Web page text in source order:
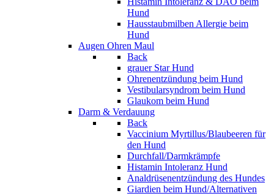
Hund
Hausstaubmilben Allergie beim
Hund
Augen Ohren Maul
Back
grauer Star Hund
Ohrenentzündung beim Hund
Vestibularsyndrom beim Hund
Glaukom beim Hund
Darm & Verdauung
Back
Vaccinium Myrtillus/Blaubeeren für
den Hund
Durchfall/Darmkrämpfe
Histamin Intoleranz Hund
Analdrüsenentzündung des Hundes
Giardien beim Hund/Alternativen